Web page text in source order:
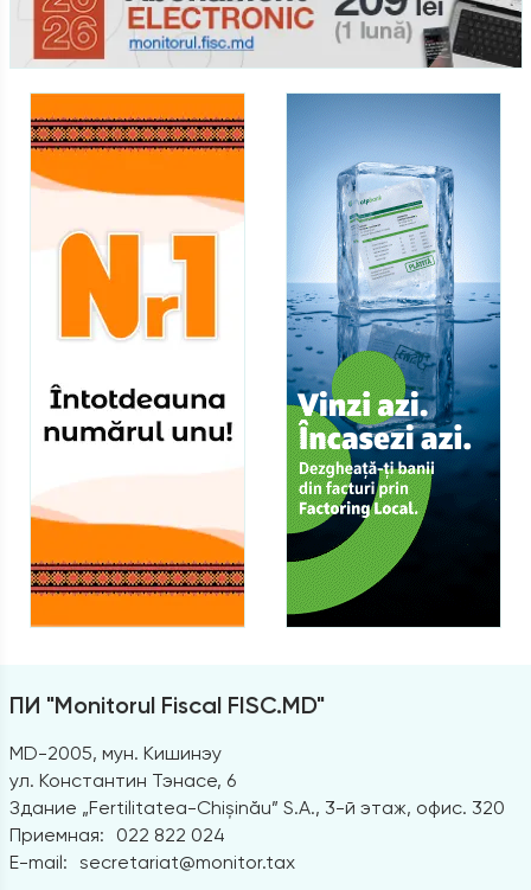
ПИ "Monitorul Fiscal FISC.MD"
MD-2005, мун. Кишинэу
ул. Константин Тэнасе, 6
Здание „Fertilitatea-Chișinău” S.A., 3-й этаж, офис. 320
Приемная:
022 822 024
E-mail: secretariat@monitor.tax